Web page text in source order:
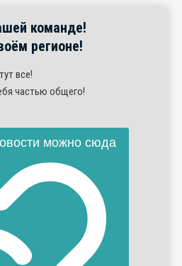
команде!
регионе!
все!
частью общего!
можно сюда